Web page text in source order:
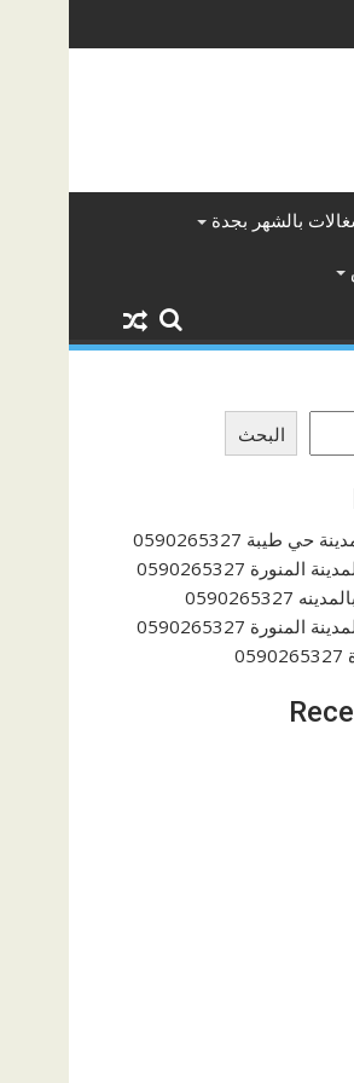
بالشهر بجدة
البحث
طيبة 0590265327
0590265327